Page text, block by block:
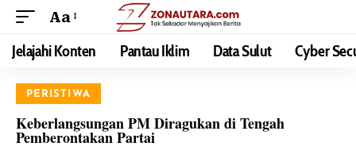
Aa
Jelajahi Konten Pantau Iklim Data Sulut Cyber
PERISTIWA
Keberlangsungan PM Diragukan di Tengah
Pemberontakan Partai